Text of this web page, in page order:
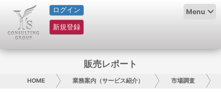
ログイン
新規登録
Menu
HOME
サービス紹介
グループ概要
販売レポート
HOME 業務案内（サービス紹介） 市場調査